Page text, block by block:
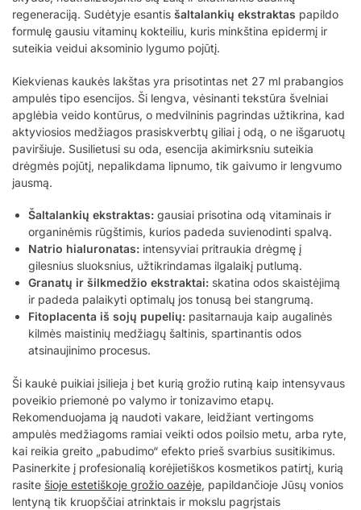
regeneraciją. Sudėtyje esantis šaltalankių ekstraktas papildo
formulę gausiu vitaminų kokteiliu, kuris minkština epidermį ir
suteikia veidui aksominio lygumo pojūtį.
Kiekvienas kaukės lakštas yra prisotintas net 27 ml prabangios
ampulės tipo esencijos. Ši lengva, vėsinanti tekstūra švelniai
apglėbia veido kontūrus, o medvilninis pagrindas užtikrina, kad
aktyviosios medžiagos prasiskverbtų giliai į odą, o ne išgaruotų
paviršiuje. Susilietusi su oda, esencija akimirksniu suteikia
drėgmės pojūtį, nepalikdama lipnumo, tik gaivumo ir lengvumo
jausmą.
Šaltalankių ekstraktas: gausiai prisotina odą vitaminais ir
organinėmis rūgštimis, kurios padeda suvienodinti spalvą.
Natrio hialuronatas: intensyviai pritraukia drėgmę į
gilesnius sluoksnius, užtikrindamas ilgalaikį putlumą.
Granatų ir šilkmedžio ekstraktai: skatina odos skaistėjimą
ir padeda palaikyti optimalų jos tonusą bei stangrumą.
Fitoplacenta iš sojų pupelių: pasitarnauja kaip augalinės
kilmės maistinių medžiagų šaltinis, spartinantis odos
atsinaujinimo procesus.
Ši kaukė puikiai įsilieja į bet kurią grožio rutiną kaip intensyvaus
poveikio priemonė po valymo ir tonizavimo etapų.
Rekomenduojama ją naudoti vakare, leidžiant vertingoms
ampulės medžiagoms ramiai veikti odos poilsio metu, arba ryte,
kai reikia greito „pabudimo“ efekto prieš svarbius susitikimus.
Pasinerkite į profesionalią korėjietiškos kosmetikos patirtį, kurią
rasite šioje estetiškoje grožio oazėje, papildančioje Jūsų vonios
lentyną tik kruopščiai atrinktais ir mokslu pagrįstais